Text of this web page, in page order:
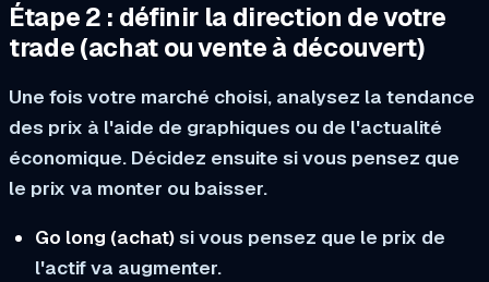
Étape 2 : définir la direction de votre
trade (achat ou vente à découvert)
Une fois votre marché choisi, analysez la tendance
des prix à l'aide de graphiques ou de l'actualité
économique. Décidez ensuite si vous pensez que
le prix va monter ou baisser.
Go long (achat)si vous pensez que le prix de
l'actif va augmenter.